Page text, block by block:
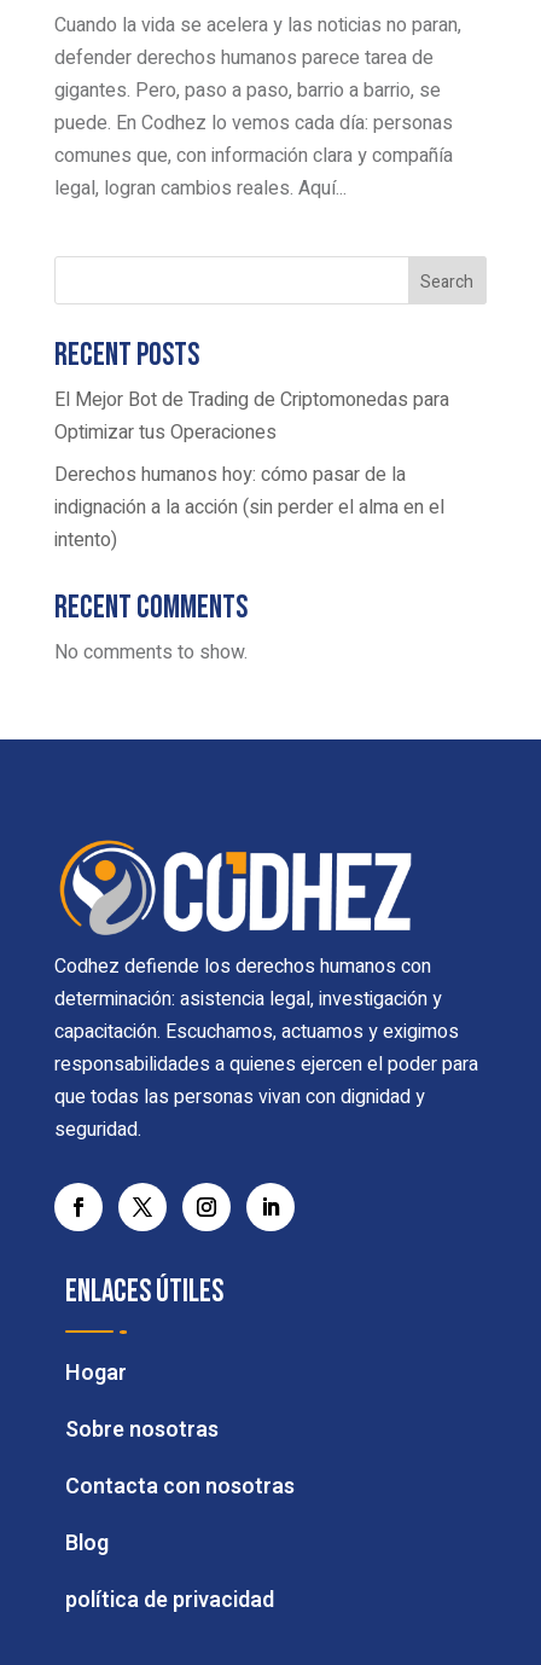
Cuando la vida se acelera y las noticias no paran,
defender derechos humanos parece tarea de
gigantes. Pero, paso a paso, barrio a barrio, se
puede. En Codhez lo vemos cada día: personas
comunes que, con información clara y compañía
legal, logran cambios reales. Aquí...
Search
Recent Posts
El Mejor Bot de Trading de Criptomonedas para
Optimizar tus Operaciones
Derechos humanos hoy: cómo pasar de la
indignación a la acción (sin perder el alma en el
intento)
Recent Comments
No comments to show.
Codhez defiende los derechos humanos con
determinación: asistencia legal, investigación y
capacitación. Escuchamos, actuamos y exigimos
responsabilidades a quienes ejercen el poder para
que todas las personas vivan con dignidad y
seguridad.
Enlaces útiles
Hogar
Sobre nosotras
Contacta con nosotras
Blog
política de privacidad